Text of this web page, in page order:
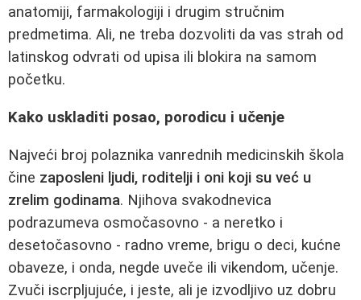
anatomiji, farmakologiji i drugim stručnim
predmetima. Ali, ne treba dozvoliti da vas strah od
latinskog odvrati od upisa ili blokira na samom
početku.
Kako uskladiti posao, porodicu i učenje
Najveći broj polaznika vanrednih medicinskih škola
čine zaposleni ljudi, roditelji i oni koji su već u
zrelim godinama. Njihova svakodnevica
podrazumeva osmočasovno - a neretko i
desetočasovno - radno vreme, brigu o deci, kućne
obaveze, i onda, negde uveče ili vikendom, učenje.
Zvuči iscrpljujuće, i jeste, ali je izvodljivo uz dobru